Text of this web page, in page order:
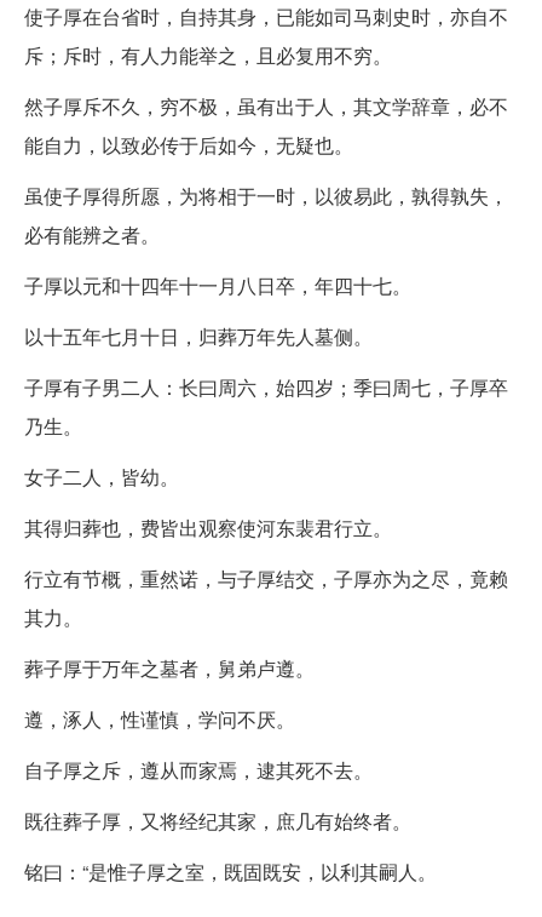
使子厚在台省时，自持其身，已能如司马刺史时，亦自不
斥；斥时，有人力能举之，且必复用不穷。
然子厚斥不久，穷不极，虽有出于人，其文学辞章，必不
能自力，以致必传于后如今，无疑也。
虽使子厚得所愿，为将相于一时，以彼易此，孰得孰失，
必有能辨之者。
子厚以元和十四年十一月八日卒，年四十七。
以十五年七月十日，归葬万年先人墓侧。
子厚有子男二人：长曰周六，始四岁；季曰周七，子厚卒
乃生。
女子二人，皆幼。
其得归葬也，费皆出观察使河东裴君行立。
行立有节概，重然诺，与子厚结交，子厚亦为之尽，竟赖
其力。
葬子厚于万年之墓者，舅弟卢遵。
遵，涿人，性谨慎，学问不厌。
自子厚之斥，遵从而家焉，逮其死不去。
既往葬子厚，又将经纪其家，庶几有始终者。
铭曰：“是惟子厚之室，既固既安，以利其嗣人。